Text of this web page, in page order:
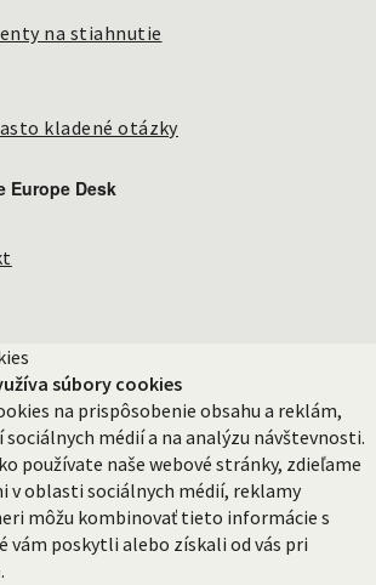
na stiahnutie
kladené otázky
Europe Desk
súbory cookies
na prispôsobenie obsahu a reklám,
médií a na analýzu návštevnosti.
používate naše webové stránky, zdieľame
v oblasti sociálnych médií, reklamy
môžu kombinovať tieto informácie s
vám poskytli alebo získali od vás pri